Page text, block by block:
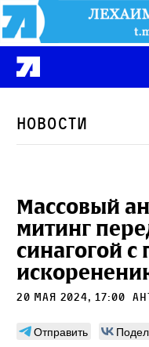
Новости
Массовый
митинг
синагогой
20 мая 2024, 17:00
Отправить